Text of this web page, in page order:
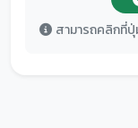
สามารถคลิกที่ปุ่